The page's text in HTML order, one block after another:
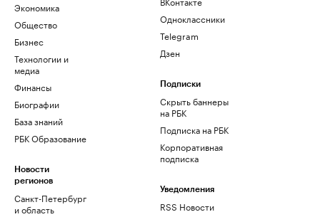
Экономика
Общество
Бизнес
Технологии и
медиа
Финансы
Биографии
База знаний
РБК Образование
Новости
регионов
Санкт-Петербург
и область
Одноклассники
Telegram
Дзен
Подписки
Скрыть баннеры
на РБК
Подписка на РБК
Корпоративная
подписка
Уведомления
RSS Новости